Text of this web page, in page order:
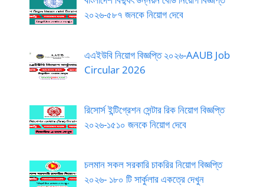
২০২৬-৫৮৭ জনকে নিয়োগ দেবে
এএইউবি নিয়োগ বিজ্ঞপ্তি ২০২৬-AAUB Job
Circular 2026
রিসোর্স ইন্টিগ্রেশন সেন্টার রিক নিয়োগ বিজ্ঞপ্তি
২০২৬-১৫১০ জনকে নিয়োগ দেবে
চলমান সকল সরকারি চাকরির নিয়োগ বিজ্ঞপ্তি
২০২৬- ১৮০ টি সার্কুলার একত্রে দেখুন